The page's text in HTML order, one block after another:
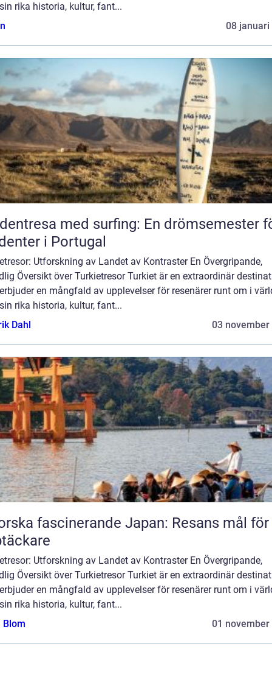
rika historia, kultur, fant...
08 januari
med surfing: En drömsemester
i Portugal
Utforskning av Landet av Kontraster En Övergripande,
Översikt över Turkietresor Turkiet är en extraordinär
en mångfald av upplevelser för resenärer runt om i
rika historia, kultur, fant...
Dahl
03 november
fascinerande Japan: Resans mål för
Utforskning av Landet av Kontraster En Övergripande,
Översikt över Turkietresor Turkiet är en extraordinär
en mångfald av upplevelser för resenärer runt om i
rika historia, kultur, fant...
Blom
01 november